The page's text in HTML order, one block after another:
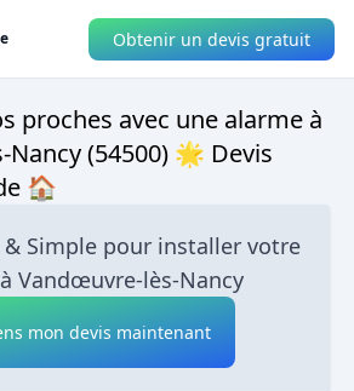
Obtenir un devis gratuit
proches avec une alarme à
Nancy (54500) 🌟 Devis
🏠
Simple pour installer votre
Vandœuvre-lès-Nancy
mon devis maintenant